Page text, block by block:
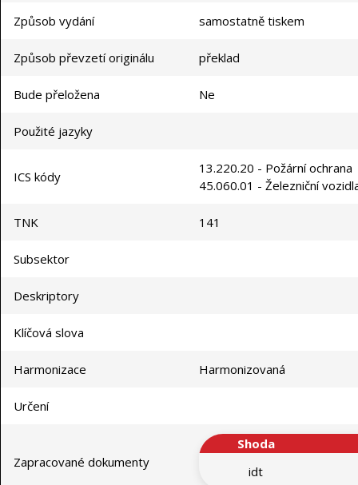
Způsob vydání samostatně tiskem
Způsob převzetí originálu překlad
Bude přeložena Ne
Použité jazyky
ICS kódy
13.220.20 - Požární ochrana
45.060.01 - Železniční
TNK 141
Subsektor
Deskriptory
Klíčová slova
Harmonizace Harmonizovaná
Určení
Zapracované dokumenty
Shoda
idt